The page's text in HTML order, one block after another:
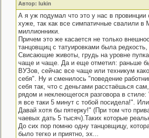
Автор: lukin
А я уж подумал что это у нас в
хуже, так как все симпатичные свалили в
миллионники.
Причем это же касается не только
танцовщиц с татуировками была
Свисающие животы, грудь на уровне
чаще и чаще. Да и еще отметил: раньше
ВУЗов, сейчас все чаще или техникум
себя". Ну и сменилось "поведение
себя так, что с деньгами расстаёшься
рядом и неклеющегося разговора в
я все таки 5 минут с тобой посидела!".
Давай хотя бы пятерку!" (При том что
чаевых дать 5 тысяч).Таких которые
До сих пор помню одну танцовщицу,
было тегко и приятно, эх...